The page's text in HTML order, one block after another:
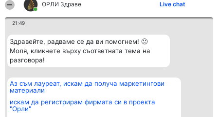
ОРЛИ Здраве Live chat
21:49
Здравейте, радваме се да ви помогнем! 🙂
Моля, кликнете върху съответната тема на
разговора!
Аз съм лауреат, искам да получа маркетингови
материали
искам да регистрирам фирмата си в проекта
"Орли"
Организатор на
класиране
BulevardulAleea Timișul De
Sus Nr. 2, Bl. A30, Sc. A, Et.
Класация
всички
Контакти